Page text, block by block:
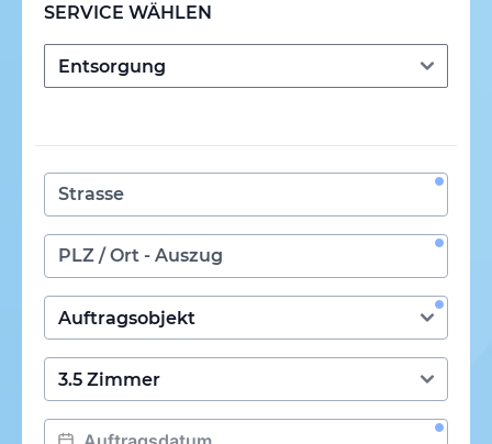
SERVICE WÄHLEN